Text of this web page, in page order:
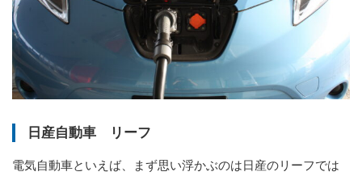
日産自動車 リーフ
電気自動車といえば、まず思い浮かぶのは日産のリーフでは